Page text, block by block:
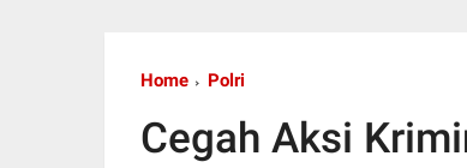
Home Polri
Cegah Aksi